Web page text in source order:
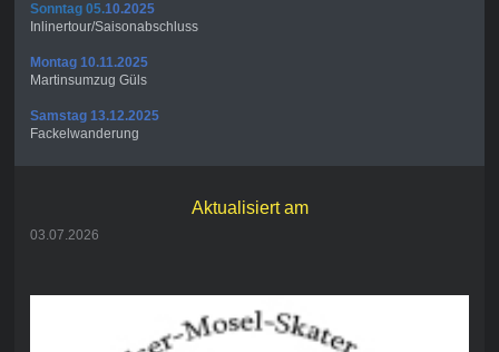
Sonntag 05.10.2025
Inlinertour/Saisonabschluss
Montag 10.11.2025
Martinsumzug Güls
Samstag 13.12.2025
Fackelwanderung
Aktualisiert am
03.07.2026